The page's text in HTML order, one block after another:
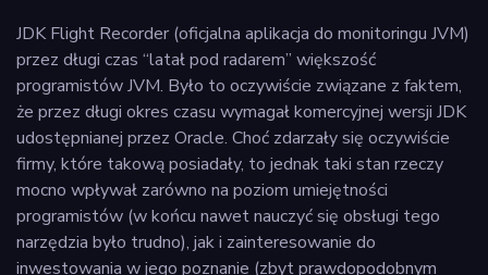
JDK Flight Recorder (oficjalna aplikacja do monitoringu JVM)
przez długi czas “latał pod radarem” większość
programistów JVM. Było to oczywiście związane z faktem,
że przez długi okres czasu wymagał komercyjnej wersji JDK
udostępnianej przez Oracle. Choć zdarzały się oczywiście
firmy, które takową posiadały, to jednak taki stan rzeczy
mocno wpływał zarówno na poziom umiejętności
programistów (w końcu nawet nauczyć się obsługi tego
narzędzia było trudno), jak i zainteresowanie do
inwestowania w jego poznanie (zbyt prawdopodobnym